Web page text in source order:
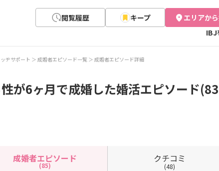
閲覧履歴 キープ エリアか
IBJ
ヂサポート 成婚者エピソード一覧 成婚者エピソード詳細
が6ヶ月で成婚した婚活エピソード
成婚者エピソード
(85)
クチコミ
(48)